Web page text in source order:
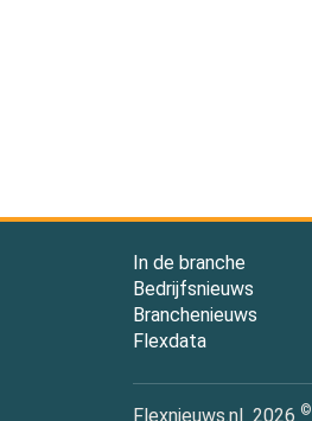
In de branche
Bedrijfsnieuws
Branchenieuws
Flexdata
Flexnieuws.nl 2026 ©